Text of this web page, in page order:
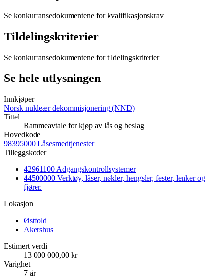
Se konkurransedokumentene for kvalifikasjonskrav
Tildelingskriterier
Se konkurransedokumentene for tildelingskriterier
Se hele utlysningen
Innkjøper
Norsk nukleær dekommisjonering (NND)
Tittel
Rammeavtale for kjøp av lås og beslag
Hovedkode
98395000 Låsesmedtjenester
Tilleggskoder
42961100 Adgangskontrollsystemer
44500000 Verktøy, låser, nøkler, hengsler, fester, lenker og
fjører.
Lokasjon
Østfold
Akershus
Estimert verdi
13 000 000,00 kr
Varighet
7 år